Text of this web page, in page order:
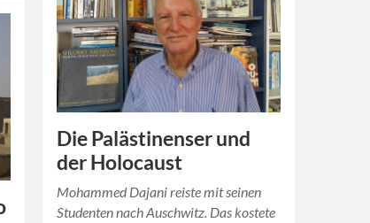
Die Palästinenser und
der Holocaust
Mohammed Dajani reiste mit seinen
Studenten nach Auschwitz. Das kostete